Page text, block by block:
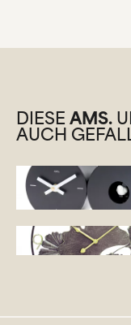
DIESEAMS.
AUCH